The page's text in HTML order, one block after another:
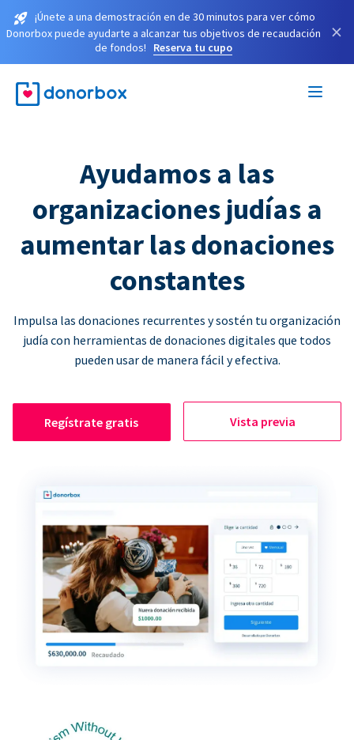
¡Únete a una demostración en de 30 minutos para ver cómo
Donorbox puede ayudarte a alcanzar tus objetivos de recaudación
de fondos!
Reserva tu cupo
×
Ayudamos a las
organizaciones judías a
aumentar las donaciones
constantes
Impulsa las donaciones recurrentes y sostén tu organización
judía con herramientas de donaciones digitales que todos
pueden usar de manera fácil y efectiva.
Regístrate gratis Vista previa